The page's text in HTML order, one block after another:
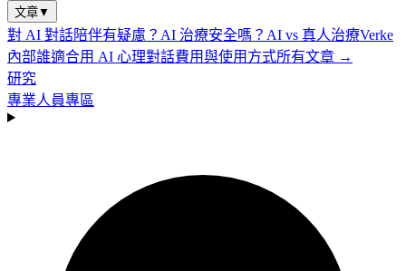
文章▼
對 AI 對話陪伴有疑慮？ AI 治療安全嗎？ AI vs 真人治療Verke
內部誰適合用 AI 心理對話費用與使用方式所有文章 →
研究
專業人員專區